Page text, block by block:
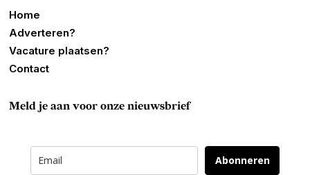
Home
Adverteren?
Vacature plaatsen?
Contact
Meld je aan voor onze nieuwsbrief
Abonneren